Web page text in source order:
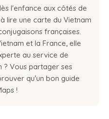
l'enfance aux côtés de
lire une carte du Vietnam
françaises.
et la France, elle
au service de
? Vous partager ses
qu'un bon guide
!